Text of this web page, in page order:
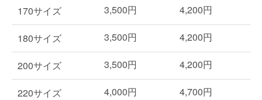
170サイズ
3,500円 4,200円
180サイズ 3,500円 4,200円
200サイズ 3,500円 4,200円
220サイズ 4,000円 4,700円